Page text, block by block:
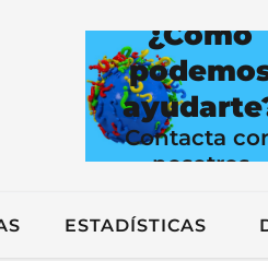
¿Cómo
Contacta
nosotros
ESTADÍSTICAS